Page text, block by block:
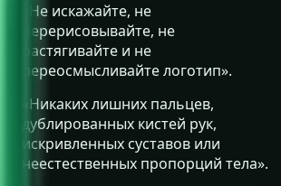
«Не искажайте, не
перерисовывайте, не
растягивайте и не
переосмысливайте логотип».
«Никаких лишних пальцев,
дублированных кистей рук,
искривленных суставов или
неестественных пропорций тела».